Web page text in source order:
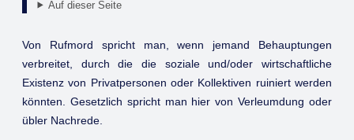
Auf dieser Seite
Von Rufmord spricht man, wenn jemand Behauptungen
verbreitet, durch die die soziale und/oder wirtschaftliche
Existenz von Privatpersonen oder Kollektiven ruiniert werden
könnten. Gesetzlich spricht man hier von Verleumdung oder
übler Nachrede.